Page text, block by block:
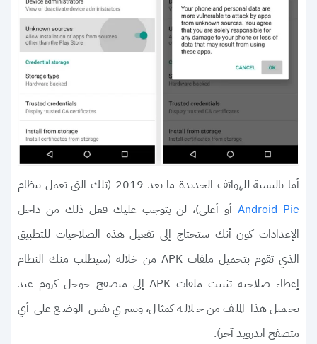
أما بالنسبة للهواتف الجديدة ما بعد 2019 (تلك التي تعمل بنظام
Android Pieأو أعلى)، لن يتوجب عليك فعل ذلك من داخل
الإعدادات كون أنك ستحتاج إلى تفعيل هذه الصلاحيات للتطبيق
الذي تقوم بتحميل ملفات APK من خلاله (سيطلب منك النظام
إعطاء صلاحية تثبيت ملفات APK إلى متصفح جوجل كروم عند
تحميل هذا الملف من خلاله كمثال، ويسري نفس الوضع على أي
متصفح اندرويد آخر).